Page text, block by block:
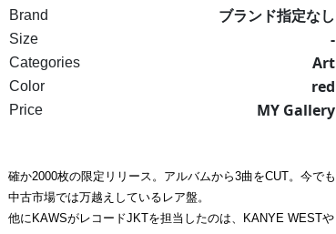
Brand
ブランド指定なし
Size -
Categories Art
Color red
Price MY Gallery
確か2000枚の限定リリース。アルバムから3曲をCUT。今でも
中古市場では万越えしているレア盤。
他にKAWSがレコードJKTを担当したのは、KANYE WESTや